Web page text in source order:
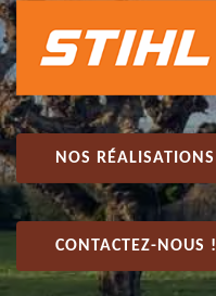
NOS RÉALISATIONS
CONTACTEZ-NOUS !